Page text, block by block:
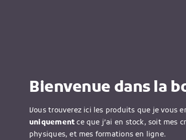
Bienvenue dans la
Vous trouverez ici les produits que je vous
uniquementce que j’ai en stock, soit mes
physiques, et mes formations en ligne.